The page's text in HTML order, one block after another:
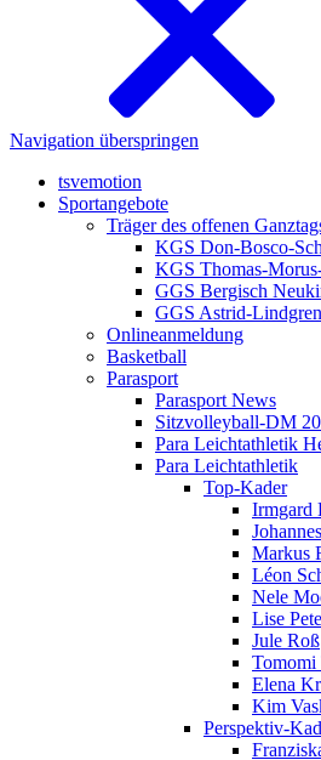
Navigation überspringen
tsvemotion
Sportangebote
Träger des offenen
KGS Don-Bosco-
KGS Thomas-
GGS Bergisch
GGS Astrid-
Onlineanmeldung
Basketball
Parasport
Parasport News
Sitzvolleyball-DM
Para Leichtathletik
Para Leichtathletik
Top-Kader
Irmgard
Markus
Léon
Nele
Lise
Jule Roß
Tomomi
Elena
Kim
Perspektiv-